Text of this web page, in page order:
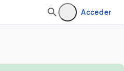
Acceder